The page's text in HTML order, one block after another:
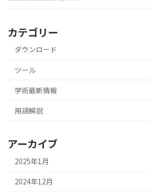
カテゴリー
ダウンロード
ツール
学術最新情報
用語解説
アーカイブ
2025年1月
2024年12月